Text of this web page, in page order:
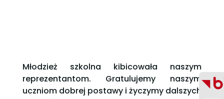
Młodzież szkolna kibicowała naszym
reprezentantom. Gratulujemy naszym
uczniom dobrej postawy i życzymy dalszych